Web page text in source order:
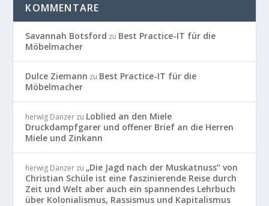
KOMMENTARE
Savannah Botsford zu Best Practice-IT für die
Möbelmacher
Dulce Ziemann zu Best Practice-IT für die
Möbelmacher
herwig Danzer zu Loblied an den Miele
Druckdampfgarer und offener Brief an die Herren
Miele und Zinkann
herwig Danzer zu „Die Jagd nach der Muskatnuss“ von
Christian Schüle ist eine faszinierende Reise durch
Zeit und Welt aber auch ein spannendes Lehrbuch
über Kolonialismus, Rassismus und Kapitalismus